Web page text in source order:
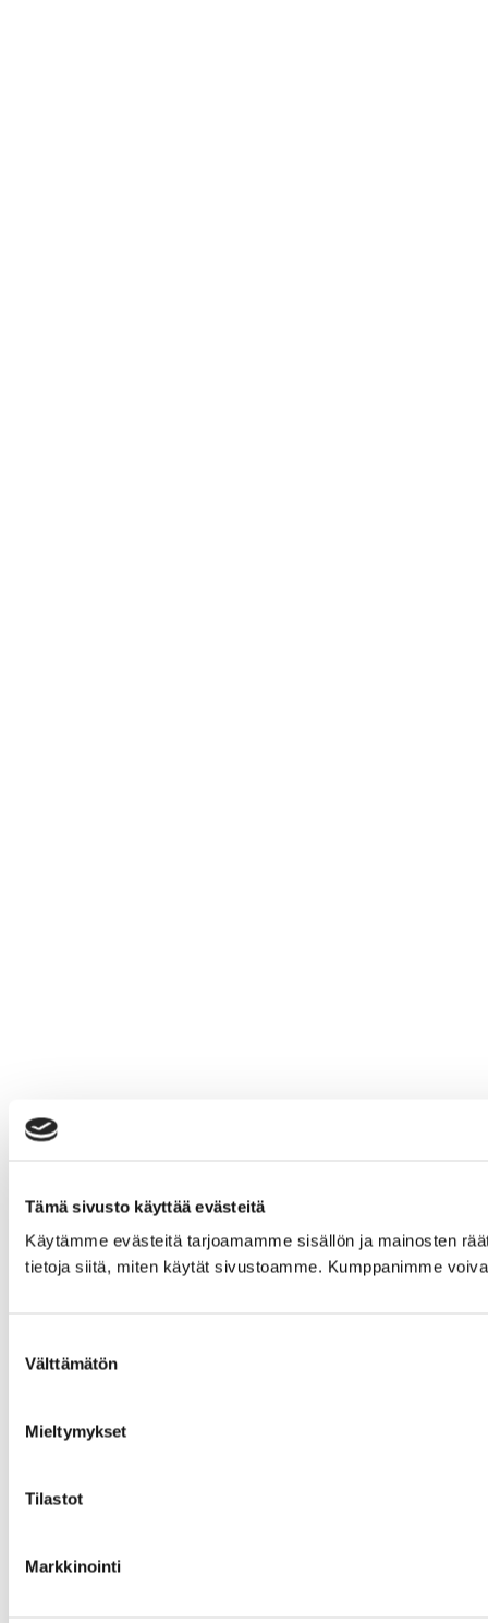
Tämä sivusto käyttää evästeitä
Käytämme evästeitä tarjoamamme sisällön ja mainosten
tietoja siitä, miten käytät sivustoamme. Kumppanimme
valinta
Välttämätön
Mieltymykset
Tilastot
Markkinointi